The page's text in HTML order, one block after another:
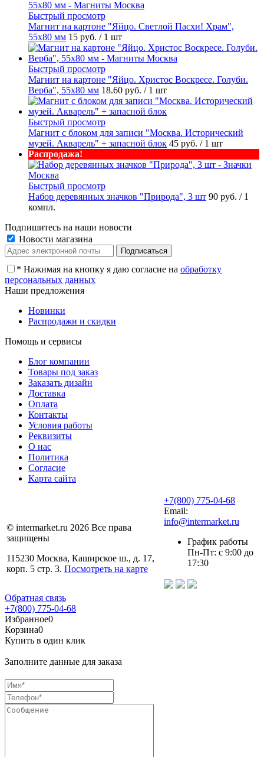
Быстрый просмотр
Магнит на картоне "Яйцо. Светлой Пасхи! Храм",
55х80 мм 15 руб. / 1 шт
Быстрый просмотр
Магнит на картоне "Яйцо. Христос Воскресе. Голуби.
Верба", 55х80 мм 18.60 руб. / 1 шт
Быстрый просмотр
Магнит с блоком для записи "Москва. Исторический
музей. Акварель" + запасной блок 45 руб. / 1 шт
Распродажа!
Быстрый просмотр
Набор деревянных значков "Природа", 3 шт 90 руб. / 1
компл.
Подпишитесь на наши новости
Новости магазина
* Нажимая на кнопку я даю согласие на обработку
персональных данных
Наши предложения
Новинки
Распродажи и скидки
Помощь и сервисы
Блог компании
Товары под заказ
Заказать дизайн
Доставка
Оплата
Контакты
Условия работы
Реквизиты
О нас
Политика
Согласие
Карта сайта
© intermarket.ru 2026 Все права
защищены
115230 Москва, Каширское ш., д. 17,
корп. 5 стр. 3. Посмотреть на карте
+7(800) 775-04-68
Email:
info@intermarket.ru
График работы
Пн-Пт: с 9:00 до
17:30
Обратная связь
+7(800) 775-04-68
Избранное0
Корзина0
Купить в один клик
Заполните данные для заказа